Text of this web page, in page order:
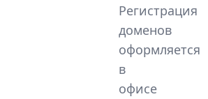
Регистрация
доменов
оформляется
в
офисе